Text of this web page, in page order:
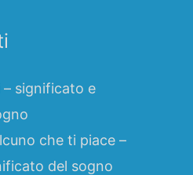
significato e
che ti piace –
del sogno